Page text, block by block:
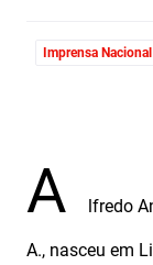
Imprensa
A lfredo
A., nasceu em